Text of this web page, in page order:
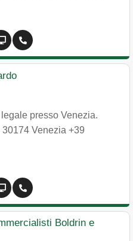
presso Venezia.
30174 Venezia +39
Boldrin e